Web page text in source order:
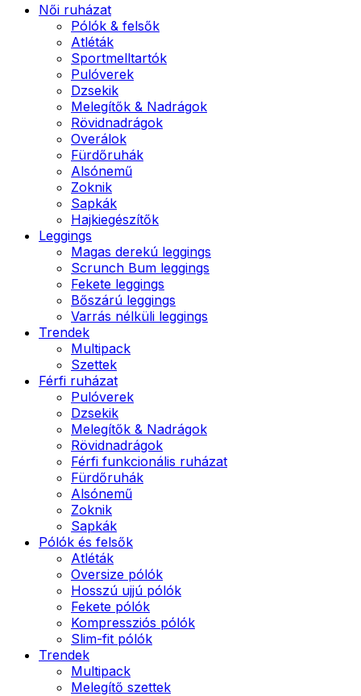
Női ruházat
Pólók & felsők
Atléták
Sportmelltartók
Pulóverek
Dzsekik
Melegítők & Nadrágok
Rövidnadrágok
Overálok
Fürdőruhák
Alsónemű
Zoknik
Sapkák
Hajkiegészítők
Leggings
Magas derekú leggings
Scrunch Bum leggings
Fekete leggings
Bőszárú leggings
Varrás nélküli leggings
Trendek
Multipack
Szettek
Férfi ruházat
Pulóverek
Dzsekik
Melegítők & Nadrágok
Rövidnadrágok
Férfi funkcionális ruházat
Fürdőruhák
Alsónemű
Zoknik
Sapkák
Pólók és felsők
Atléták
Oversize pólók
Hosszú ujjú pólók
Fekete pólók
Kompressziós pólók
Slim-fit pólók
Trendek
Multipack
Melegítő szettek